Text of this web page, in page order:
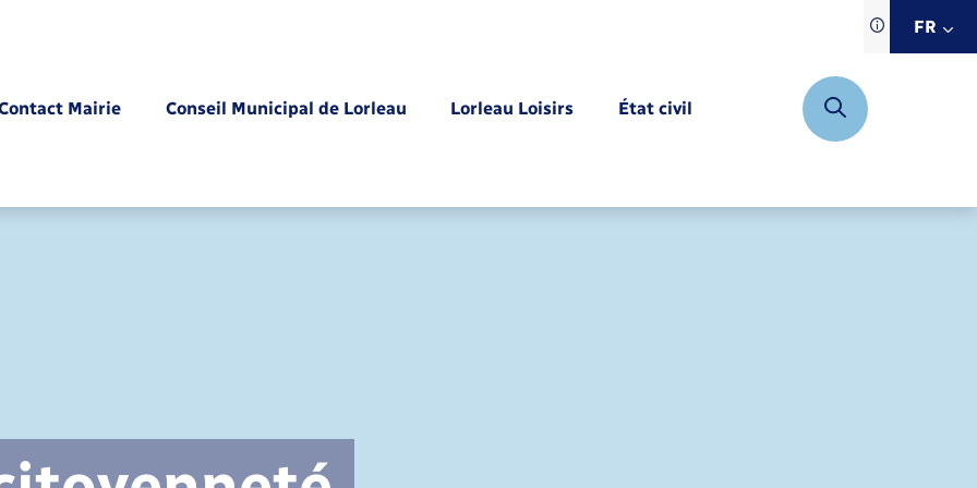
Traduction
siteFR
Mairie Conseil Municipal de Lorleau Lorleau Loisirs État civil